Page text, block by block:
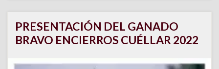
PRESENTACIÓN DEL GANADO
BRAVO ENCIERROS CUÉLLAR 2022